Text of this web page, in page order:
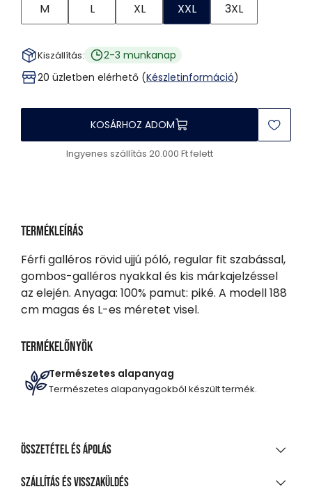
M L XL XXL 3XL
Kiszállítás:
2-3 munkanap
20 üzletben elérhető (Készletinformáció)
KOSÁRHOZ ADOM
Ingyenes szállítás 20.000 Ft felett
Termékleírás
Férfi galléros rövid ujjú póló, regular fit szabással,
gombos-galléros nyakkal és kis márkajelzéssel
az elején. Anyaga: 100% pamut: piké. A modell 188
cm magas és L-es méretet visel.
Termékelőnyök
Természetes alapanyag
Természetes alapanyagokból készült termék.
Összetétel és ápolás
ANYAGÖSSZETÉTEL
Szállítás és visszaküldés